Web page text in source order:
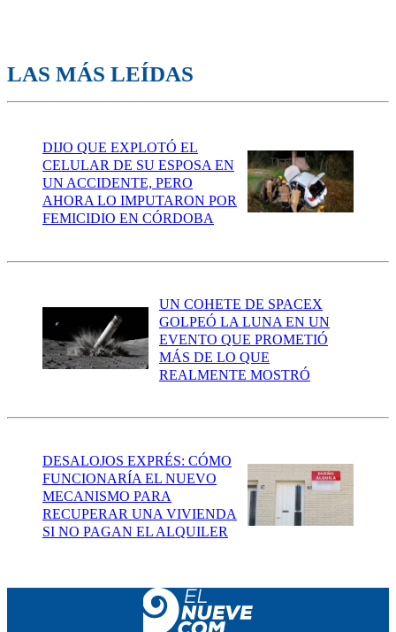
LAS MÁS LEÍDAS
DIJO QUE EXPLOTÓ EL
CELULAR DE SU ESPOSA EN
UN ACCIDENTE, PERO
AHORA LO IMPUTARON POR
FEMICIDIO EN CÓRDOBA
UN COHETE DE SPACEX
GOLPEÓ LA LUNA EN UN
EVENTO QUE PROMETIÓ
MÁS DE LO QUE
REALMENTE MOSTRÓ
DESALOJOS EXPRÉS: CÓMO
FUNCIONARÍA EL NUEVO
MECANISMO PARA
RECUPERAR UNA VIVIENDA
SI NO PAGAN EL ALQUILER